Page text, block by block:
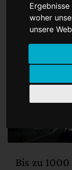
woher
unsere
Bis zu